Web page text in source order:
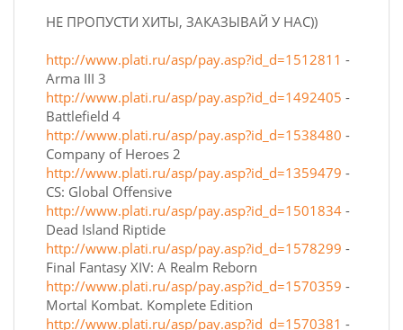
НЕ ПРОПУСТИ ХИТЫ, ЗАКАЗЫВАЙ У НАС))
http://www.plati.ru/asp/pay.asp?id_d=1512811 -
Arma III 3
http://www.plati.ru/asp/pay.asp?id_d=1492405 -
Battlefield 4
http://www.plati.ru/asp/pay.asp?id_d=1538480 -
Company of Heroes 2
http://www.plati.ru/asp/pay.asp?id_d=1359479 -
CS: Global Offensive
http://www.plati.ru/asp/pay.asp?id_d=1501834 -
Dead Island Riptide
http://www.plati.ru/asp/pay.asp?id_d=1578299 -
Final Fantasy XIV: A Realm Reborn
http://www.plati.ru/asp/pay.asp?id_d=1570359 -
Mortal Kombat. Komplete Edition
http://www.plati.ru/asp/pay.asp?id_d=1570381 -